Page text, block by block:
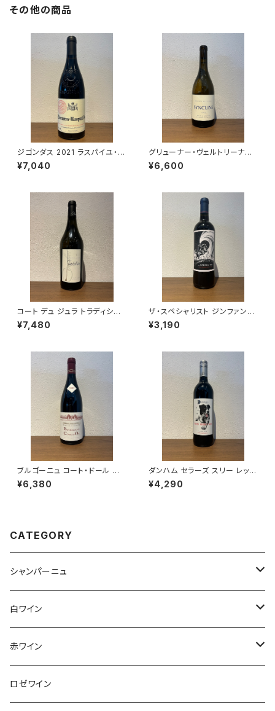
その他の商品
ジゴンダス 2021 ラスパイユ・ア
イ
¥7,040
グリューナー・ヴェルトリーナー
2024 シンクライン・ワイナリー
白ワイン 750ml
¥6,600
コート デュ ジュラ トラディショ
ン 2022 750ml クールベ 白ワ
イン フランス ジュラ
¥7,480
ザ・スペシャリスト ジンファンデ
ル 2021 赤ワイン 750ml
¥3,190
ブルゴーニュ コート・ドール ル
ージュ 2023 ミシェル・グロ 赤
ワイン 750ml
¥6,380
ダンハム セラーズ スリー レッグ
ド レッド 2023 赤ワイン 750m
l¥4,290
CATEGORY
シャンパーニュ
アンリ・ジロー
アンリ・ビリオ・フィス
エティエンヌ・ルフェーヴル
白ワイン
フランス
アルザス
ドイツ
赤ワイン
フランス
ロゼワイン